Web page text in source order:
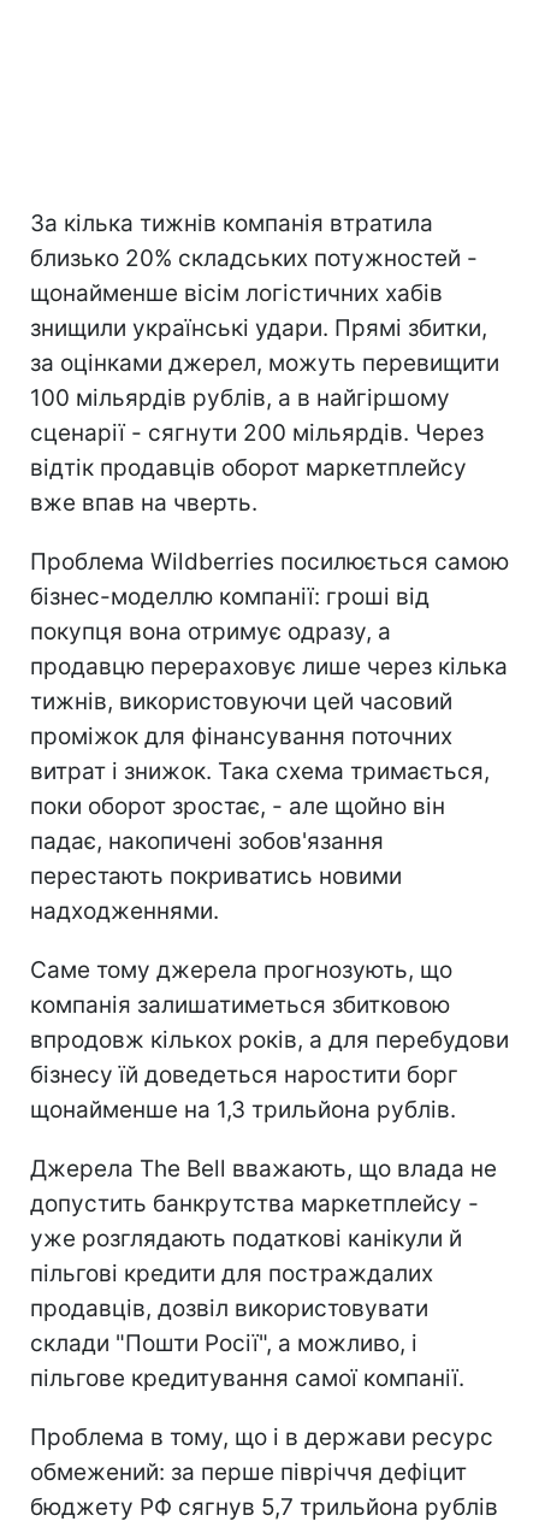
За кілька тижнів компанія втратила
близько 20% складських потужностей -
щонайменше вісім логістичних хабів
знищили українські удари. Прямі збитки,
за оцінками джерел, можуть перевищити
100 мільярдів рублів, а в найгіршому
сценарії - сягнути 200 мільярдів. Через
відтік продавців оборот маркетплейсу
вже впав на чверть.
Проблема Wildberries посилюється самою
бізнес-моделлю компанії: гроші від
покупця вона отримує одразу, а
продавцю перераховує лише через кілька
тижнів, використовуючи цей часовий
проміжок для фінансування поточних
витрат і знижок. Така схема тримається,
поки оборот зростає, - але щойно він
падає, накопичені зобов'язання
перестають покриватись новими
надходженнями.
Саме тому джерела прогнозують, що
компанія залишатиметься збитковою
впродовж кількох років, а для перебудови
бізнесу їй доведеться наростити борг
щонайменше на 1,3 трильйона рублів.
Джерела The Bell вважають, що влада не
допустить банкрутства маркетплейсу -
уже розглядають податкові канікули й
пільгові кредити для постраждалих
продавців, дозвіл використовувати
склади "Пошти Росії", а можливо, і
пільгове кредитування самої компанії.
Проблема в тому, що і в держави ресурс
обмежений: за перше півріччя дефіцит
бюджету РФ сягнув 5,7 трильйона рублів